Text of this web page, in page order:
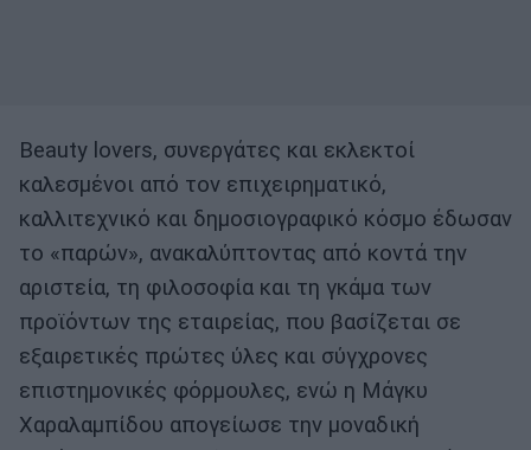
Beauty lovers, συνεργάτες και εκλεκτοί
καλεσμένοι από τον επιχειρηματικό,
καλλιτεχνικό και δημοσιογραφικό κόσμο έδωσαν
το «παρών», ανακαλύπτοντας από κοντά την
αριστεία, τη φιλοσοφία και τη γκάμα των
προϊόντων της εταιρείας, που βασίζεται σε
εξαιρετικές πρώτες ύλες και σύγχρονες
επιστημονικές φόρμουλες, ενώ η Μάγκυ
Χαραλαμπίδου απογείωσε την μοναδική